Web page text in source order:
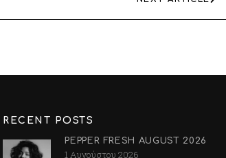
RECENT POSTS
PEPPER FRESH AUGUST 2026
1 Αυγούστου 2026